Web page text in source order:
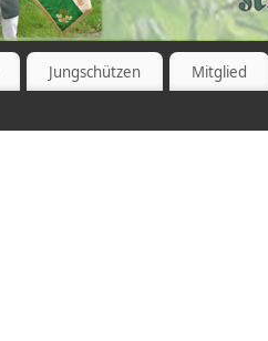
Jungschützen Mitglied